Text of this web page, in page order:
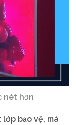
nét hơn
bảo vệ, mà